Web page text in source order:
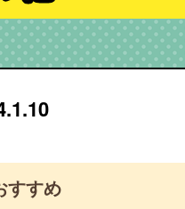
すすめ